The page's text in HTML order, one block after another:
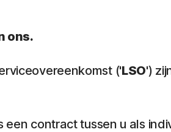
ons.
('LSO')
een contract tussen u als